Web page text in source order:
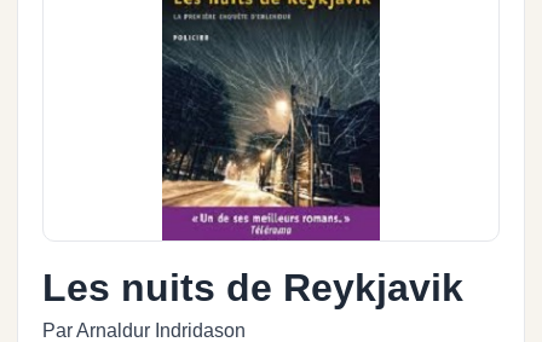
Les nuits de Reykjavik
Par Arnaldur Indridason